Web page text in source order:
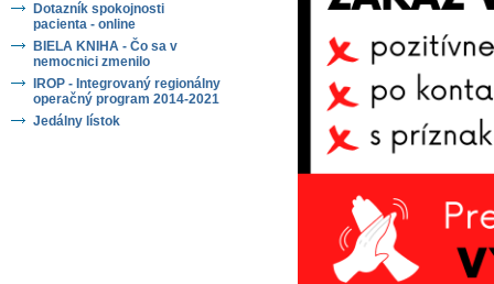
Dotazník spokojnosti
pacienta - online
BIELA KNIHA - Čo sa v
nemocnici zmenilo
IROP - Integrovaný regionálny
operačný program 2014-2021
Jedálny lístok